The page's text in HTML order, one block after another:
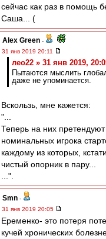
сейчас как раз в помощь
Саша... (
Alex Green -
31 янв 2019 20:11
лео22 » 31 янв 2019,
Пытаются мыслить
даже не упоминается.
Вскользь, мне кажется:
"...
Теперь на них
номинальных игрока
каждому из которых,
чистый опорник в пару...
...".
Smn -
31 янв 2019 20:05
Еременко- это потеря
кучей хронических